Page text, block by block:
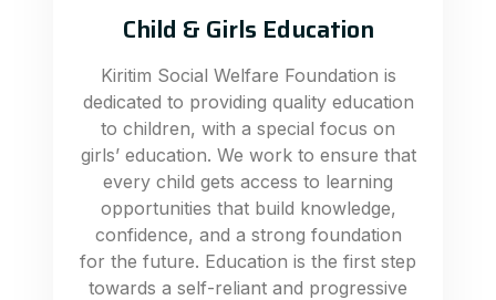
Child & Girls Education
Kiritim Social Welfare Foundation is
dedicated to providing quality education
to children, with a special focus on
girls’ education. We work to ensure that
every child gets access to learning
opportunities that build knowledge,
confidence, and a strong foundation
for the future. Education is the first step
towards a self-reliant and progressive